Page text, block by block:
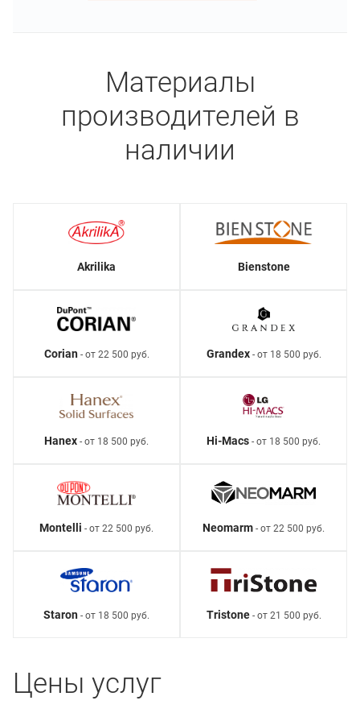
Материалы
производителей в
наличии
Akrilika Bienstone
Corian- от 22 500 руб. Grandex- от 18 500 руб.
Hanex - от 18 500 руб. Hi-Macs - от 18 500 руб.
Montelli - от 22 500 руб. Neomarm - от 22 500 руб.
Staron - от 18 500 руб. Tristone- от 21 500 руб.
Цены услуг